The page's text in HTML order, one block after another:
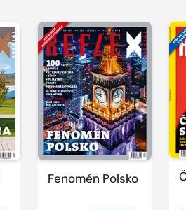
Fenomén Polsko